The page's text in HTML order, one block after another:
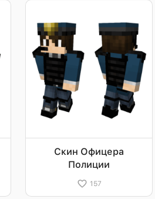
Скин Офицера
Полиции
157